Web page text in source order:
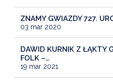
ZNAMY GWIAZDY 727.
03 mar 2020
DAWID KURNIK Z ŁĄKTY
FOLK –…
19 mar 2021